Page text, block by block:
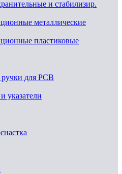
и стабилизир.
металлические
пластиковые
для PCB
указатели